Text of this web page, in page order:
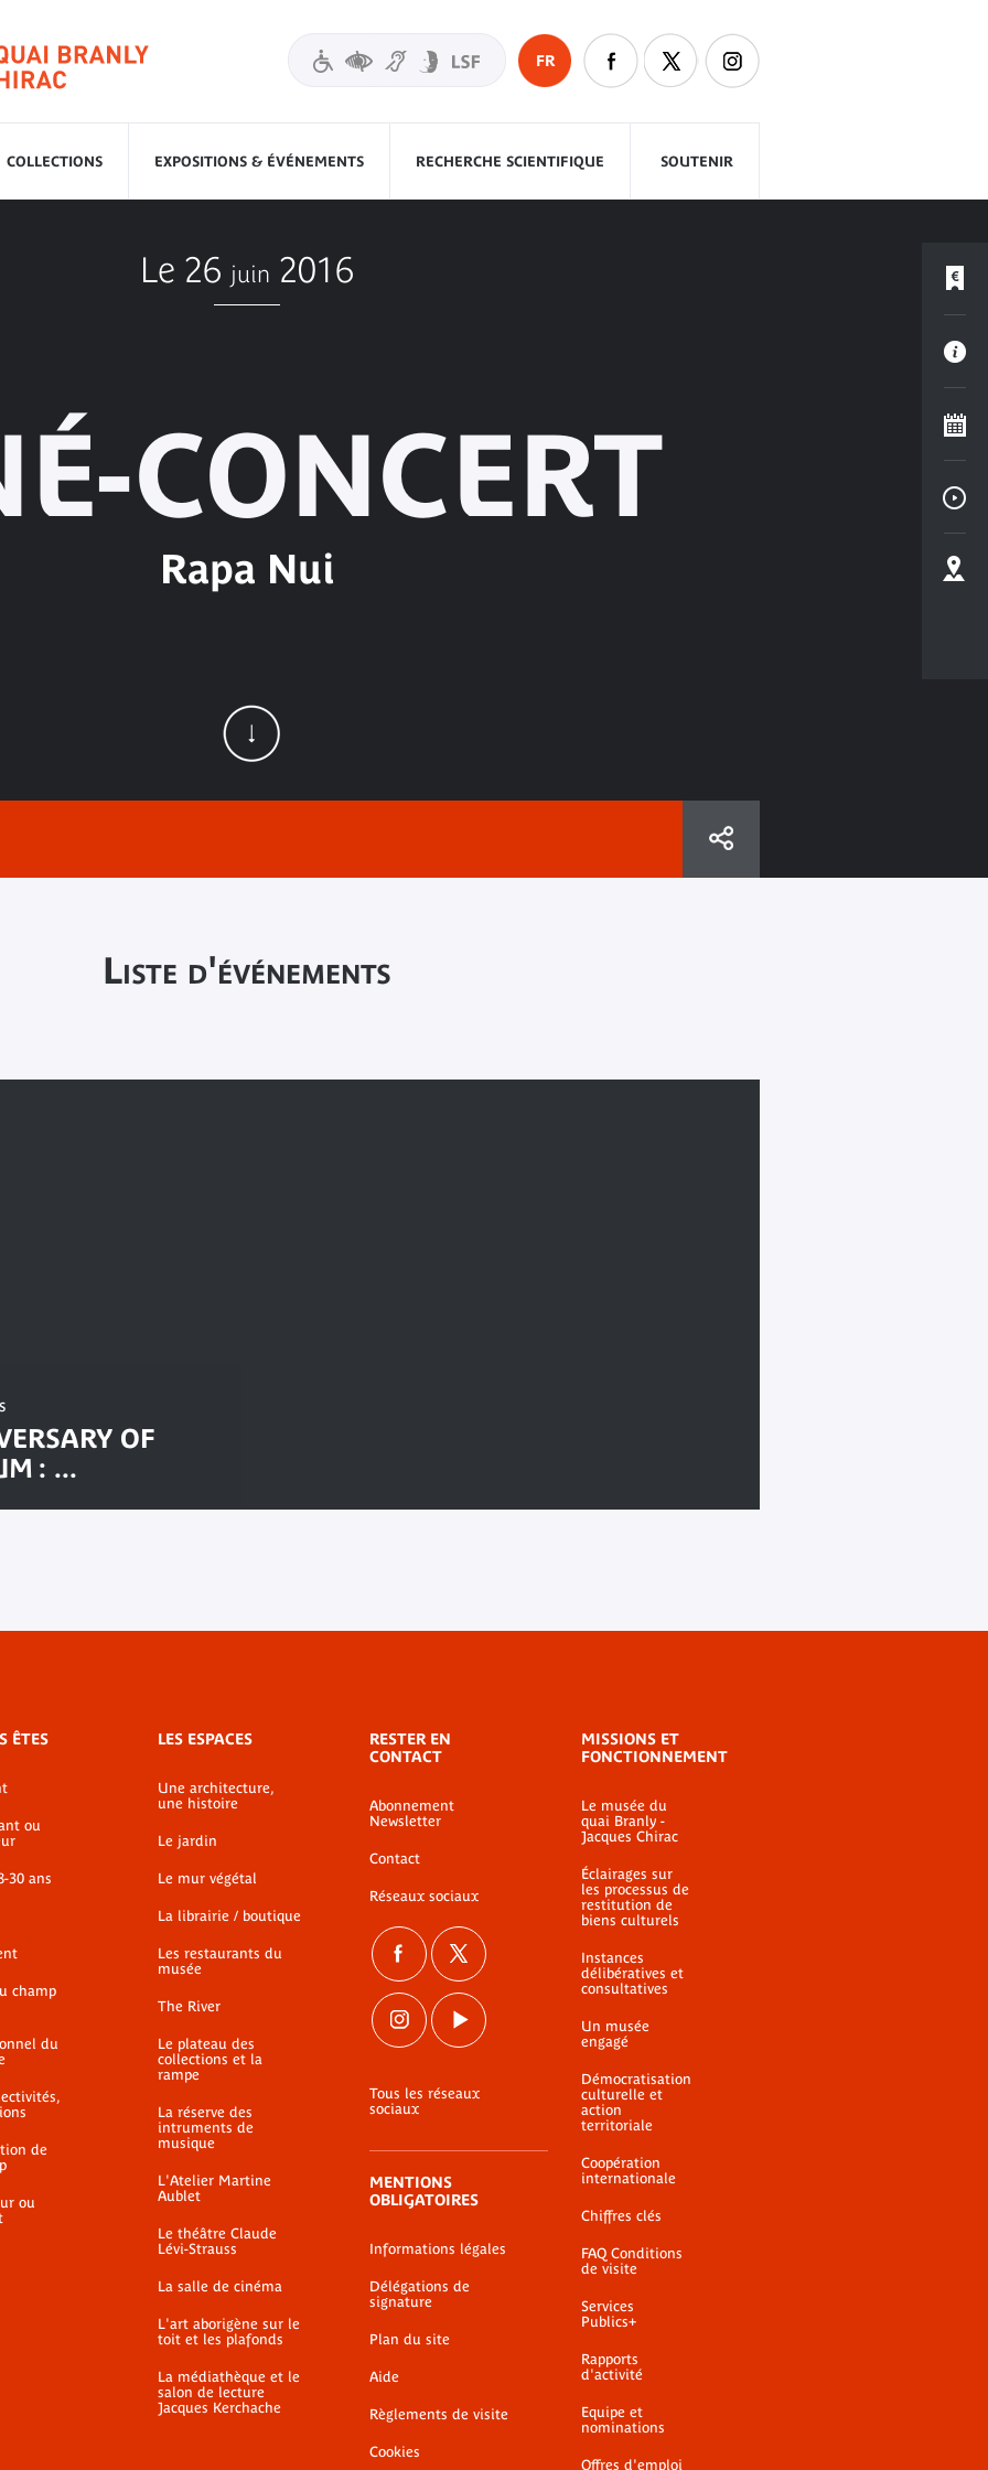
FR
COLLECTIONS EXPOSITIONS & ÉVÉNEMENTS RECHERCHE SCIENTIFIQUE SOUTENIR
Le 26 juin 2016
CONCERT
Rapa Nui
Liste d'événements
OF
: ...
ÊTES
ou
30 ans
champ
du
de
ou
LES ESPACES
Une architecture,
une histoire
Le jardin
Le mur végétal
La librairie / boutique
Les restaurants du
musée
The River
Le plateau des
collections et la
rampe
La réserve des
intruments de
musique
L'Atelier Martine
Aublet
Le théâtre Claude
Lévi-Strauss
La salle de cinéma
L'art aborigène sur le
toit et les plafonds
La médiathèque et le
salon de lecture
Jacques Kerchache
RESTER EN
CONTACT
Abonnement
Newsletter
Contact
Réseaux sociaux
Tous les réseaux
sociaux
MENTIONS
OBLIGATOIRES
Informations légales
Délégations de
signature
Plan du site
Aide
Règlements de visite
Cookies
MISSIONS ET
FONCTIONNEMENT
Le musée du
quai Branly -
Jacques Chirac
Éclairages sur
les processus de
restitution de
biens culturels
Instances
délibératives et
consultatives
Un musée
engagé
Démocratisation
culturelle et
action
territoriale
Coopération
internationale
Chiffres clés
FAQ Conditions
de visite
Services
Publics+
Rapports
d'activité
Equipe et
nominations
Offres d'emploi